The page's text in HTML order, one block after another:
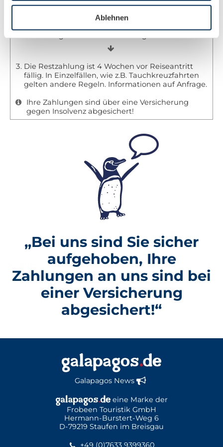
Ablehnen
Die Restzahlung ist 4 Wochen vor Reiseantritt
fällig. In Einzelfällen, wie z.B. Tauchkreuzfahrten
gelten andere Regeln. Informationen auf Anfrage.
Ihre Zahlungen sind über eine Versicherung
gegen Insolvenz abgesichert!
„Bei uns sind Sie sicher
aufgehoben, Ihre
Zahlungen an uns sind bei
einer Versicherung
abgesichert!“
Galapagos News
eine Marke der
Frobeen Touristik GmbH
Hermann-Burstert-Weg 6
D-79219 Staufen im Breisgau
+49 (0)7633 9399360